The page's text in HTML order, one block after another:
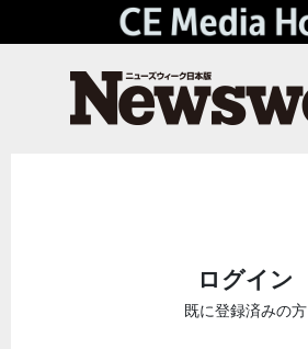
ログイン
既に登録済みの方